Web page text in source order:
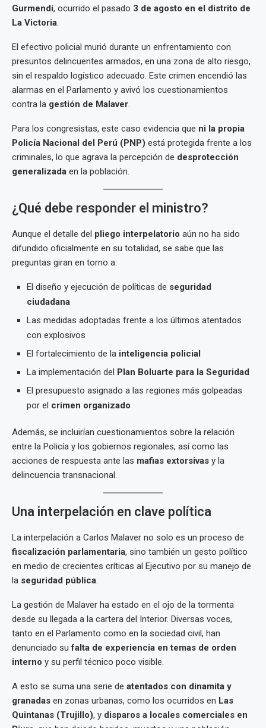
Gurmendi, ocurrido el pasado 3 de agosto en el distrito de
La Victoria.
El efectivo policial murió durante un enfrentamiento con
presuntos delincuentes armados, en una zona de alto riesgo,
sin el respaldo logístico adecuado. Este crimen encendió las
alarmas en el Parlamento y avivó los cuestionamientos
contra la gestión de Malaver.
Para los congresistas, este caso evidencia que ni la propia
Policía Nacional del Perú (PNP) está protegida frente a los
criminales, lo que agrava la percepción de desprotección
generalizada en la población.
¿Qué debe responder el ministro?
Aunque el detalle del pliego interpelatorio aún no ha sido
difundido oficialmente en su totalidad, se sabe que las
preguntas giran en torno a:
El diseño y ejecución de políticas de seguridad
ciudadana
Las medidas adoptadas frente a los últimos atentados
con explosivos
El fortalecimiento de la inteligencia policial
La implementación del Plan Boluarte para la Seguridad
El presupuesto asignado a las regiones más golpeadas
por el crimen organizado
Además, se incluirían cuestionamientos sobre la relación
entre la Policía y los gobiernos regionales, así como las
acciones de respuesta ante las mafias extorsivas y la
delincuencia transnacional.
Una interpelación en clave política
La interpelación a Carlos Malaver no solo es un proceso de
fiscalización parlamentaria, sino también un gesto político
en medio de crecientes críticas al Ejecutivo por su manejo de
la seguridad pública.
La gestión de Malaver ha estado en el ojo de la tormenta
desde su llegada a la cartera del Interior. Diversas voces,
tanto en el Parlamento como en la sociedad civil, han
denunciado sufalta de experiencia en temas de orden
interno y su perfil técnico poco visible.
A esto se suma una serie de atentados con dinamita y
granadas en zonas urbanas, como los ocurridos en Las
Quintanas (Trujillo), y disparos a locales comerciales en